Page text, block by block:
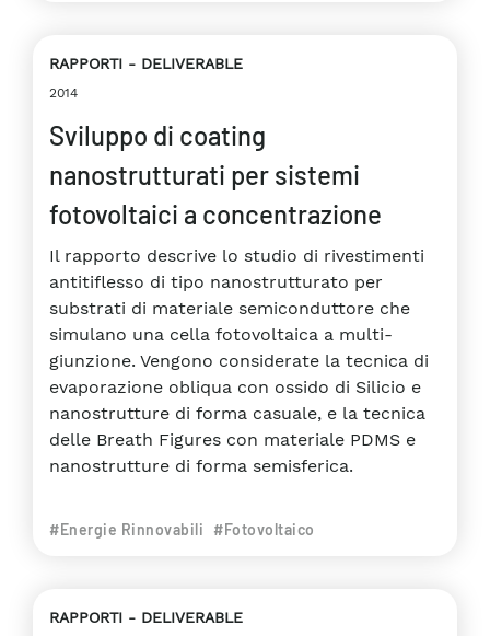
RAPPORTI DELIVERABLE
2014
Sviluppo di coating
nanostrutturati per sistemi
fotovoltaici a concentrazione
Il rapporto descrive lo studio di rivestimenti
antitiflesso di tipo nanostrutturato per
substrati di materiale semiconduttore che
simulano una cella fotovoltaica a multi-
giunzione. Vengono considerate la tecnica di
evaporazione obliqua con ossido di Silicio e
nanostrutture di forma casuale, e la tecnica
delle Breath Figures con materiale PDMS e
nanostrutture di forma semisferica.
#Energie Rinnovabili #Fotovoltaico
RAPPORTI DELIVERABLE